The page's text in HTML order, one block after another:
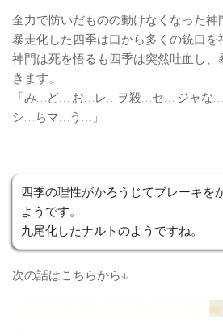
全力で防いだものの動けなくなった神
暴走化した四季は口から多くの銃口を
神門は死を悟るも四季は突然吐血し
きます。
「み…ど… お…レ…ヲ殺…セ… ジャな
シ…ちマ…う…」
四季の理性がかろうじてブレーキを
ようです。
九尾化したナルトのようですね。
次の話はこちらから↓